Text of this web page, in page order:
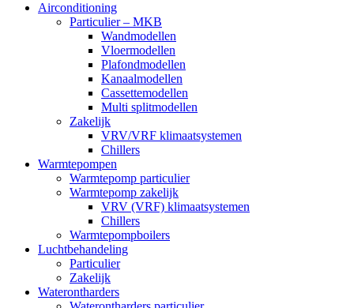
Airconditioning
Particulier – MKB
Wandmodellen
Vloermodellen
Plafondmodellen
Kanaalmodellen
Cassettemodellen
Multi splitmodellen
Zakelijk
VRV/VRF klimaatsystemen
Chillers
Warmtepompen
Warmtepomp particulier
Warmtepomp zakelijk
VRV (VRF) klimaatsystemen
Chillers
Warmtepompboilers
Luchtbehandeling
Particulier
Zakelijk
Waterontharders